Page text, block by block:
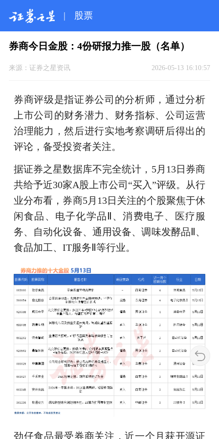
| 股票
券商今日金股：4份研报力推一股（名单）
来源： 证券之星资讯 2026-05-13 16:10:57
券商评级是指证券公司的分析师，通过分析
上市公司的财务潜力、财务指标、公司运营
治理能力，然后进行实地考察调研后得出的
评论，备受投资者关注。
据证券之星数据库不完全统计，5月13日券商
共给予近30家A股上市公司“买入”评级。从行
业分布看，券商5月13日关注的个股聚焦于休
闲食品、电子化学品Ⅱ、消费电子、医疗服
务、自动化设备、通用设备、调味发酵品Ⅱ、
食品加工、IT服务Ⅱ等行业。
劲仔食品最受券商关注，近一个月获开源证